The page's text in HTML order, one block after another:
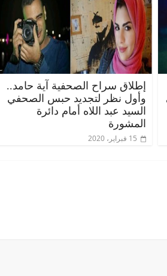
إطلاق سراح الصحفية آية حامد..
وأول نظر لتجديد حبس الصحفي
السيد عبد اللاه أمام دائرة
المشورة
15 فبراير، 2020